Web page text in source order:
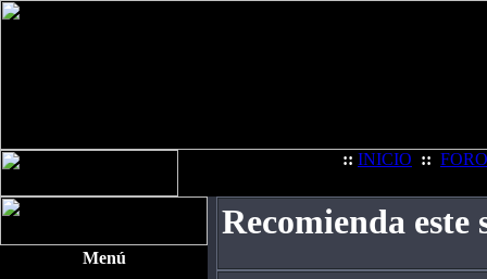
:: INICIO :: FORO
Menú
Recomienda